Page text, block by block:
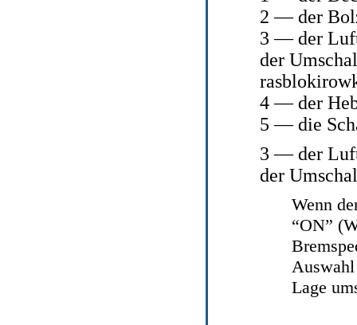
2 — der
3 — der
der
4 — der
5 — die
3 — der
der
Wenn
“ON”
Auswahl
Lage